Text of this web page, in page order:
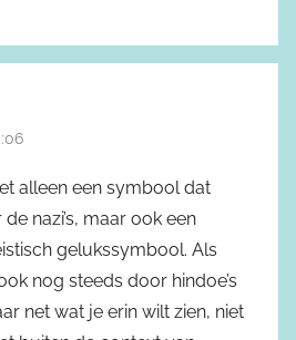
alleen een symbool dat
nazi’s, maar ook een
gelukssymbool. Als
nog steeds door hindoe’s
net wat je erin wilt zien, niet